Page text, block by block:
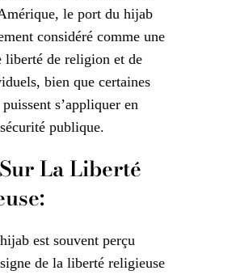
le port du hijab
considéré comme une
liberté de religion et de
bien que certaines
s’appliquer en
publique.
La Liberté
est souvent perçu
de la liberté religieuse